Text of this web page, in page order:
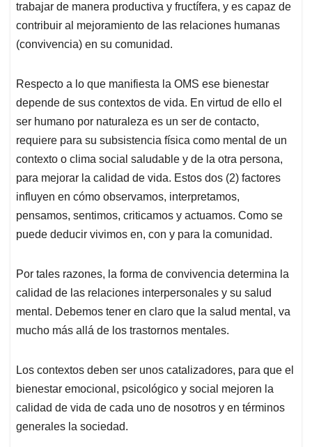
trabajar de manera productiva y fructífera, y es capaz de
contribuir al mejoramiento de las relaciones humanas
(convivencia) en su comunidad.
Respecto a lo que manifiesta la OMS ese bienestar
depende de sus contextos de vida. En virtud de ello el
ser humano por naturaleza es un ser de contacto,
requiere para su subsistencia física como mental de un
contexto o clima social saludable y de la otra persona,
para mejorar la calidad de vida. Estos dos (2) factores
influyen en cómo observamos, interpretamos,
pensamos, sentimos, criticamos y actuamos. Como se
puede deducir vivimos en, con y para la comunidad.
Por tales razones, la forma de convivencia determina la
calidad de las relaciones interpersonales y su salud
mental. Debemos tener en claro que la salud mental, va
mucho más allá de los trastornos mentales.
Los contextos deben ser unos catalizadores, para que el
bienestar emocional, psicológico y social mejoren la
calidad de vida de cada uno de nosotros y en términos
generales la sociedad.